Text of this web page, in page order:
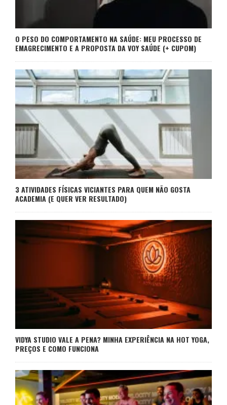
O PESO DO COMPORTAMENTO NA SAÚDE: MEU PROCESSO DE
EMAGRECIMENTO E A PROPOSTA DA VOY SAÚDE (+ CUPOM)
3 ATIVIDADES FÍSICAS VICIANTES PARA QUEM NÃO GOSTA
ACADEMIA (E QUER VER RESULTADO)
VIDYA STUDIO VALE A PENA? MINHA EXPERIÊNCIA NA HOT YOGA,
PREÇOS E COMO FUNCIONA